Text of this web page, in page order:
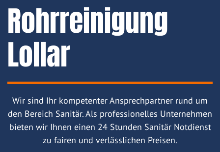
Rohrreinigung
Lollar
Wir sind Ihr kompetenter Ansprechpartner rund um
den Bereich Sanitär. Als professionelles Unternehmen
bieten wir Ihnen einen 24 Stunden Sanitär Notdienst
zu fairen und verlässlichen Preisen.